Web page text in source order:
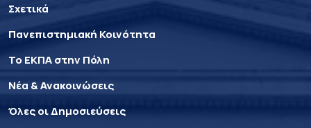
Σχετικά
Πανεπιστημιακή Κοινότητα
Το ΕΚΠΑ στην Πόλη
Νέα & Ανακοινώσεις
Όλες οι Δημοσιεύσεις